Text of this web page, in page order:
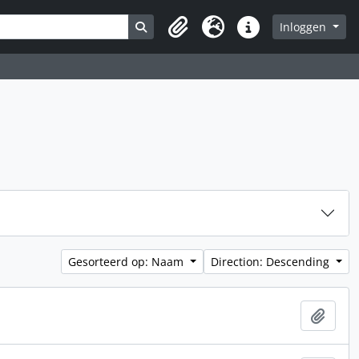
Search in browse page
Clipboard
Taal Quick linksInloggen
Gesorteerd op: Naam Direction: Descending